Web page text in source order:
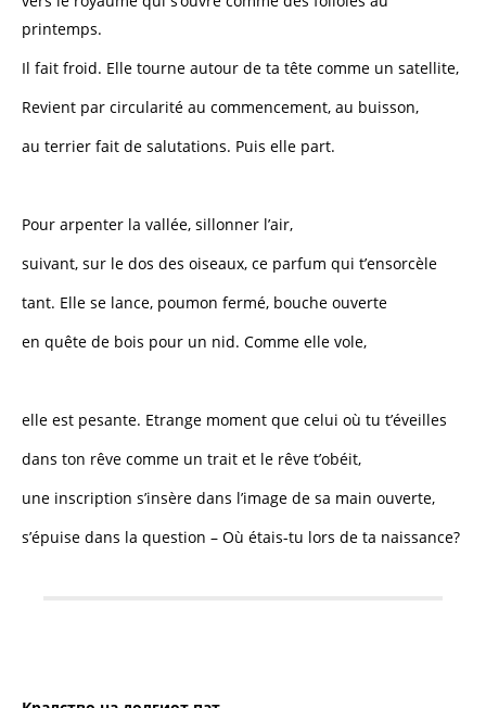
printemps.
Il fait froid. Elle tourne autour de ta tête comme un satellite,
Revient par circularité au commencement, au buisson,
au terrier fait de salutations. Puis elle part.
Pour arpenter la vallée, sillonner l’air,
suivant, sur le dos des oiseaux, ce parfum qui t’ensorcèle
tant. Elle se lance, poumon fermé, bouche ouverte
en quête de bois pour un nid. Comme elle vole,
elle est pesante. Etrange moment que celui où tu t’éveilles
dans ton rêve comme un trait et le rêve t’obéit,
une inscription s’insère dans l’image de sa main ouverte,
s’épuise dans la question – Où étais-tu lors de ta naissance?